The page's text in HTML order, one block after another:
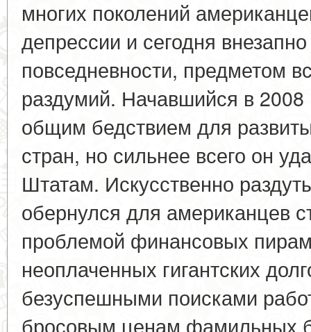
многих поколений
депрессии и сегодня
повседневности, предметом
раздумий. Начавшийся в 2008
общим бедствием для
стран, но сильнее всего он
Штатам. Искусственно
обернулся для американцев
проблемой финансовых
неоплаченных гигантских
безуспешными поисками
бросовым ценам фамильных